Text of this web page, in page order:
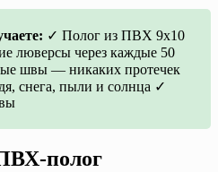
✓ Полог из ПВХ 9х10
люверсы через каждые 50
швы — никаких протечек
снега, пыли и солнца ✓
полог